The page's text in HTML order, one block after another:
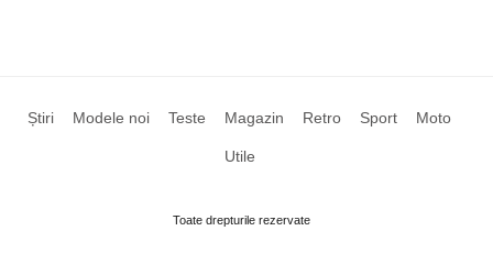
Știri Modele noi Teste Magazin Retro Sport Moto
Utile
Toate drepturile rezervate